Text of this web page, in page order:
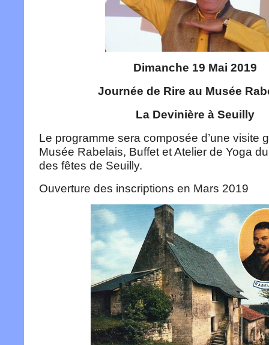
Dimanche 19 Mai 2019
Journée de Rire au Musée
La Devinière à Seuilly
Le programme sera composée d’une visite
Musée Rabelais, Buffet et Atelier de Yoga
des fêtes de Seuilly.
Ouverture des inscriptions en Mars 2019